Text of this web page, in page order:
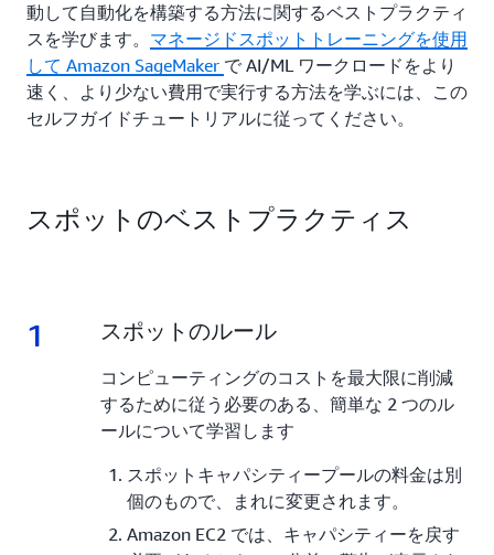
動して自動化を構築する方法に関するベストプラクティ
スを学びます。 マネージドスポットトレーニングを使用
して Amazon SageMaker で AI/ML ワークロードをより
速く、より少ない費用で実行する方法を学ぶには、この
セルフガイドチュートリアルに従ってください。
スポットのベストプラクティス
1 1.
スポットのルール
コンピューティングのコストを最大限に削減
するために従う必要のある、簡単な 2 つのル
ールについて学習します
スポットキャパシティープールの料金は別
個のもので、まれに変更されます。
Amazon EC2 では、キャパシティーを戻す